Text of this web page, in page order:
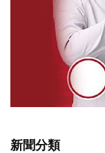
新聞分類